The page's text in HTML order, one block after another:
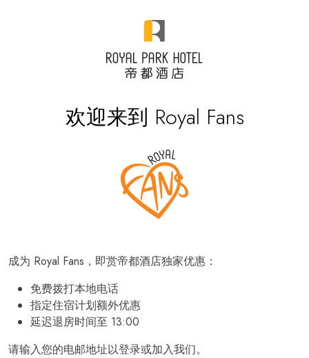
欢迎来到 Royal Fans
成为 Royal Fans，即赏帝都酒店独家优惠：
免费拨打本地电话
指定住宿计划额外优惠
延迟退房时间至 13:00
请输入您的电邮地址以登录或加入我们。